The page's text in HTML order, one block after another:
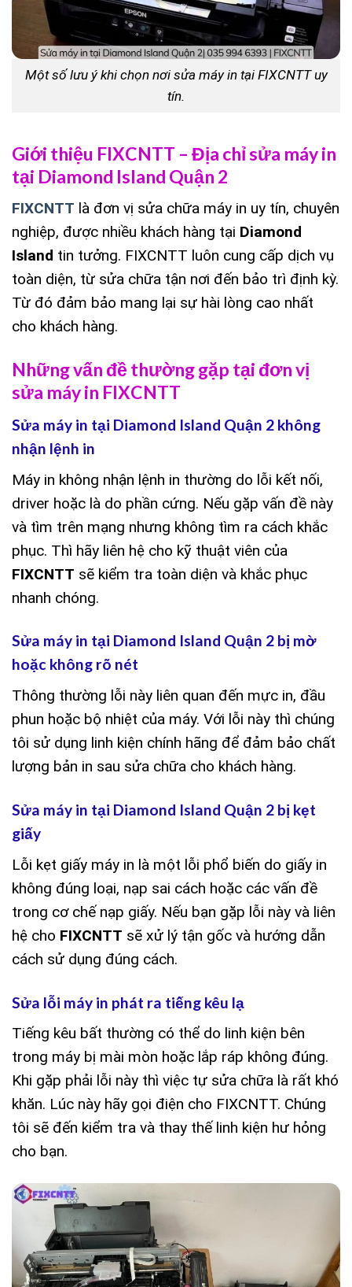
Một số lưu ý khi chọn nơi sửa máy in tại FIXCNTT uy
tín.
Giới thiệu FIXCNTT – Địa chỉ sửa máy in
tại Diamond Island Quận 2
FIXCNTT là đơn vị sửa chữa máy in uy tín, chuyên
nghiệp, được nhiều khách hàng tại Diamond
Island tin tưởng. FIXCNTT luôn cung cấp dịch vụ
toàn diện, từ sửa chữa tận nơi đến bảo trì định kỳ.
Từ đó đảm bảo mang lại sự hài lòng cao nhất
cho khách hàng.
Những vấn đề thường gặp tại đơn vị
sửa máy in FIXCNTT
Sửa máy in tại Diamond Island Quận 2 không
nhận lệnh in
Máy in không nhận lệnh in thường do lỗi kết nối,
driver hoặc là do phần cứng. Nếu gặp vấn đề này
và tìm trên mạng nhưng không tìm ra cách khắc
phục. Thì hãy liên hệ cho kỹ thuật viên của
FIXCNTT sẽ kiểm tra toàn diện và khắc phục
nhanh chóng.
Sửa máy in tại Diamond Island Quận 2 bị mờ
hoặc không rõ nét
Thông thường lỗi này liên quan đến mực in, đầu
phun hoặc bộ nhiệt của máy. Với lỗi này thì chúng
tôi sử dụng linh kiện chính hãng để đảm bảo chất
lượng bản in sau sửa chữa cho khách hàng.
Sửa máy in tại Diamond Island Quận 2 bị kẹt
giấy
Lỗi kẹt giấy máy in là một lỗi phổ biến do giấy in
không đúng loại, nạp sai cách hoặc các vấn đề
trong cơ chế nạp giấy. Nếu bạn gặp lỗi này và liên
hệ cho FIXCNTT sẽ xử lý tận gốc và hướng dẫn
cách sử dụng đúng cách.
Sửa lỗi máy in phát ra tiếng kêu lạ
Tiếng kêu bất thường có thể do linh kiện bên
trong máy bị mài mòn hoặc lắp ráp không đúng.
Khi gặp phải lỗi này thì việc tự sửa chữa là rất khó
khăn. Lúc này hãy gọi điện cho FIXCNTT. Chúng
tôi sẽ đến kiểm tra và thay thế linh kiện hư hỏng
cho bạn.